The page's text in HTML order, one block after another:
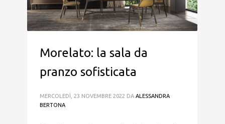
Morelato: la sala da
pranzo sofisticata
MERCOLEDÌ, 23 NOVEMBRE 2022 DA ALESSANDRA
BERTONA